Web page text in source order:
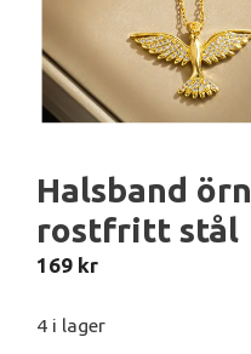
Halsband
rostfritt stål
169 kr
4 i lager